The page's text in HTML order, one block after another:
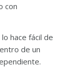
con
hace fácil de
de un